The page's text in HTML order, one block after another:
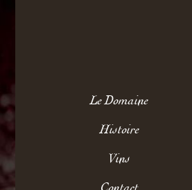
Le Domaine
Histoire
Vins